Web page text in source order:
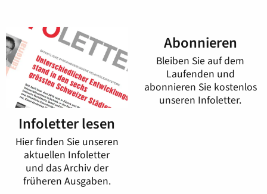
Infoletter lesen
Hier finden Sie unseren
aktuellen Infoletter
und das Archiv der
früheren Ausgaben.
Abonnieren
Bleiben Sie auf dem
Laufenden und
abonnieren Sie kostenlos
unseren Infoletter.